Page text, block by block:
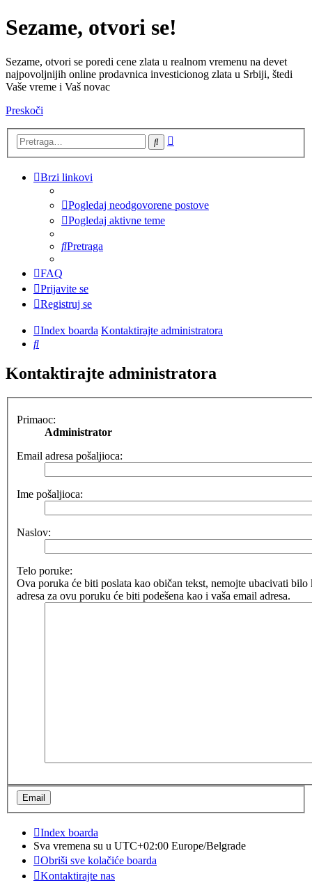
Sezame, otvori se!
Sezame, otvori se poredi cene zlata u realnom vremenu na devet
najpovoljnijih online prodavnica investicionog zlata u Srbiji, štedi
Vaše vreme i Vaš novac
Preskoči
Pretraga
Brzi linkovi
Pogledaj neodgovorene postove
Pogledaj aktivne teme
Pretraga
FAQ
Prijavite se
Registruj se
Index boarda Kontaktirajte administratora
Pretraga
Kontaktirajte administratora
Primaoc:
Administrator
Email adresa pošaljioca:
Ime pošaljioca:
Naslov:
Telo poruke:
Ova poruka će biti poslata kao običan tekst, nemojte ubacivati
adresa za ovu poruku će biti podešena kao i vaša email adresa.
Index boarda
Sva vremena su u UTC+02:00 Europe/Belgrade
Obriši sve kolačiće boarda
Kontaktirajte nas